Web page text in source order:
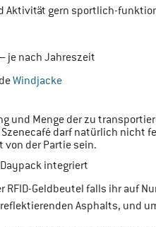
Aktivität gern sportlich-
– je nach Jahreszeit
Windjacke
und Menge der zu
darf natürlich nicht
der Partie sein.
integriert
Geldbeutel falls ihr auf
Asphalts, und